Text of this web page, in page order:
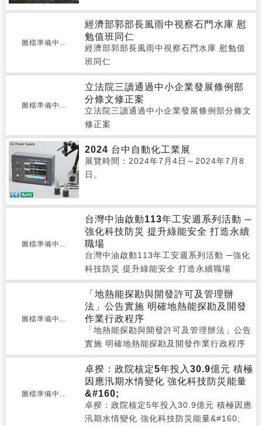
圖檔準備中...
經濟部郭部長風雨中視察石門水庫 慰
勉值班同仁
經濟部郭部長風雨中視察石門水庫 慰勉值
班同仁
圖檔準備中...
立法院三讀通過中小企業發展條例部
分條文修正案
立法院三讀通過中小企業發展條例部分條文
修正案
2024 台中自動化工業展
展覽時間：2024年7月4日～2024年7月8
日。
圖檔準備中...
台灣中油啟動113年工安週系列活動 ─
強化科技防災 提升綠能安全 打造永續
職場
台灣中油啟動113年工安週系列活動 ─強化
科技防災 提升綠能安全 打造永續職場
圖檔準備中...
「地熱能探勘與開發許可及管理辦
法」公告實施 明確地熱能探勘及開發
作業行政程序
「地熱能探勘與開發許可及管理辦法」公告
實施 明確地熱能探勘及開發作業行政程序
圖檔準備中...
卓揆：政院核定5年投入30.9億元 積極
因應汛期水情變化 強化科技防災能量
&#160;
卓揆：政院核定5年投入30.9億元 積極因應
汛期水情變化 強化科技防災能量&#160;